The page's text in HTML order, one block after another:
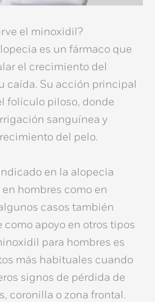
el minoxidil?
es un fármaco que
el crecimiento del
caída. Su acción principal
folículo piloso, donde
sanguínea y
del pelo.
en la alopecia
hombres como en
casos también
apoyo en otros tipos
para hombres es
más habituales cuando
signos de pérdida de
coronilla o zona frontal.